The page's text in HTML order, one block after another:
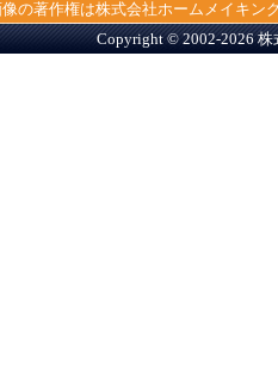
の著作権は株式会社ホームメイキ
Copyright © 2002-2026